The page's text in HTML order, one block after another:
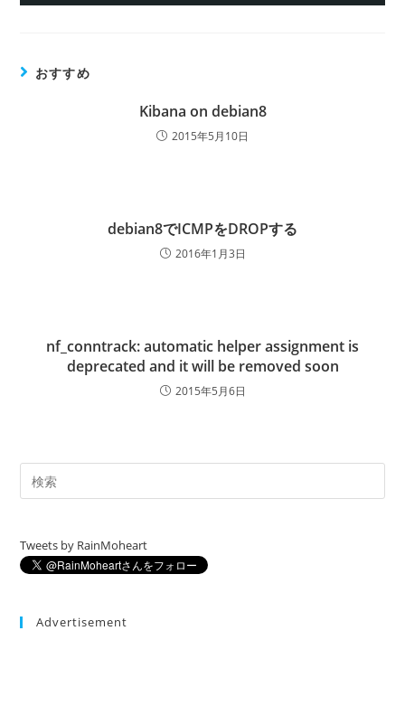
おすすめ
Kibana on debian8
2015年5月10日
debian8でICMPをDROPする
2016年1月3日
nf_conntrack: automatic helper assignment is
deprecated and it will be removed soon
2015年5月6日
Tweets by RainMoheart
Advertisement